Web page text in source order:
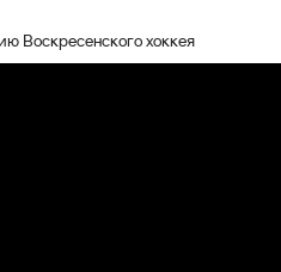
Воскресенского хоккея